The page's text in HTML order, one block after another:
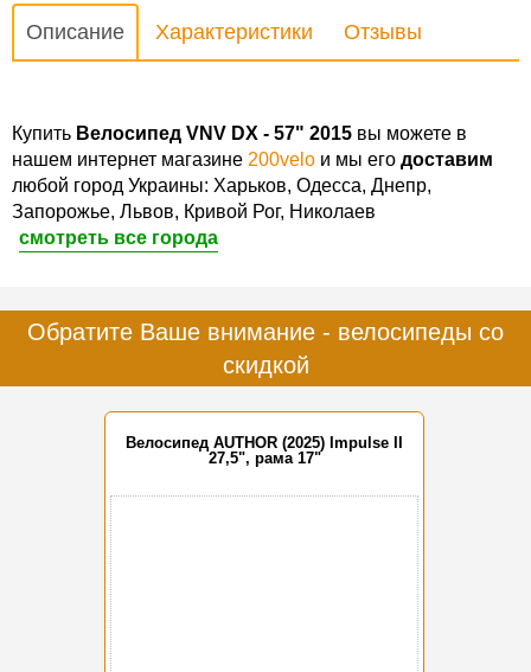
Описание Характеристики Отзывы
Купить Велосипед VNV DX - 57" 2015 вы можете в
нашем интернет магазине 200velo и мы его доставим
любой город Украины: Харьков, Одесса, Днепр,
Запорожье, Львов, Кривой Рог, Николаев
смотреть все города
Обратите Ваше внимание - велосипеды со
скидкой
Велосипед AUTHOR (2025) Impulse II
27,5", рама 17"